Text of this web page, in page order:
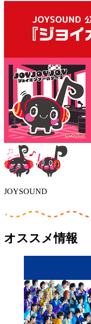
JOYSOUND
オススメ情報